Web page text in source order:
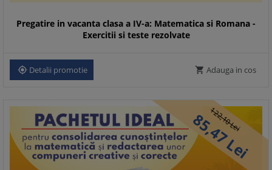
Pregatire in vacanta clasa a IV-a: Matematica si Romana -
Exercitii si teste rezolvate
 Detalii promotie  Adauga in cos
122,10Lei
85,47Lei